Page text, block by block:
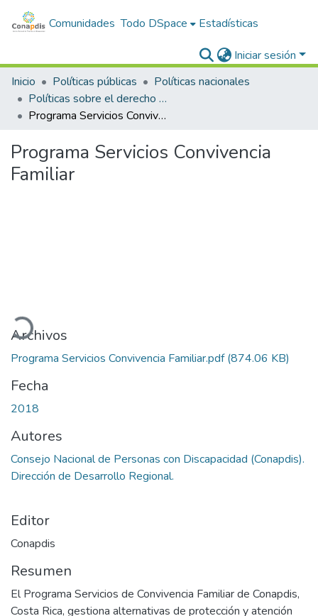
Comunidades Todo DSpace Estadísticas
Iniciar sesión
Inicio
Políticas públicas
Políticas nacionales
Políticas sobre el derecho a la familia y convivencia
Programa Servicios Convivencia Familiar
Programa Servicios Convivencia
Familiar
Archivos
Programa Servicios Convivencia Familiar.pdf(874.06 KB)
Fecha
2018
Autores
Consejo Nacional de Personas con Discapacidad (Conapdis).
Dirección de Desarrollo Regional.
Editor
Conapdis
Resumen
El Programa Servicios de Convivencia Familiar de Conapdis,
Costa Rica, gestiona alternativas de protección y atención